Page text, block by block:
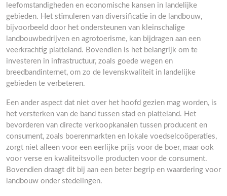
leefomstandigheden en economische kansen in landelijke
gebieden. Het stimuleren van diversificatie in de landbouw,
bijvoorbeeld door het ondersteunen van kleinschalige
landbouwbedrijven en agrotoerisme, kan bijdragen aan een
veerkrachtig platteland. Bovendien is het belangrijk om te
investeren in infrastructuur, zoals goede wegen en
breedbandinternet, om zo de levenskwaliteit in landelijke
gebieden te verbeteren.
Een ander aspect dat niet over het hoofd gezien mag worden, is
het versterken van de band tussen stad en platteland. Het
bevorderen van directe verkoopkanalen tussen producent en
consument, zoals boerenmarkten en lokale voedselcoöperaties,
zorgt niet alleen voor een eerlijke prijs voor de boer, maar ook
voor verse en kwaliteitsvolle producten voor de consument.
Bovendien draagt dit bij aan een beter begrip en waardering voor
landbouw onder stedelingen.